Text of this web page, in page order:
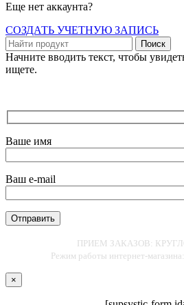
Еще нет аккаунта?
СОЗДАТЬ УЧЕТНУЮ ЗАПИСЬ
Поиск
Начните вводить текст, чтобы
ищете.
Ваше имя
Ваш e-mail
ПРИЕМ ЗАКАЗОВ:
Режим работы интернет-
×